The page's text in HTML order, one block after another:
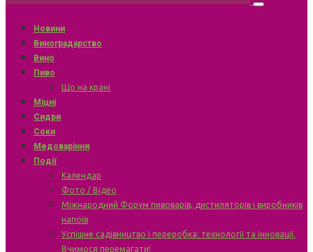
Новини
Виноградарство
Вино
Пиво
Що на крані
Міцні
Сидри
Соки
Медоваріння
Події
Календар
Фото / Відео
Міжнародний Форум пивоварів, дистиляторів і виробників
напоїв
Успішне садівництво і переробка: технології та інновації.
Вчимося перемагати!